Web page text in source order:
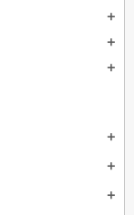
add
add
add
add
add
add